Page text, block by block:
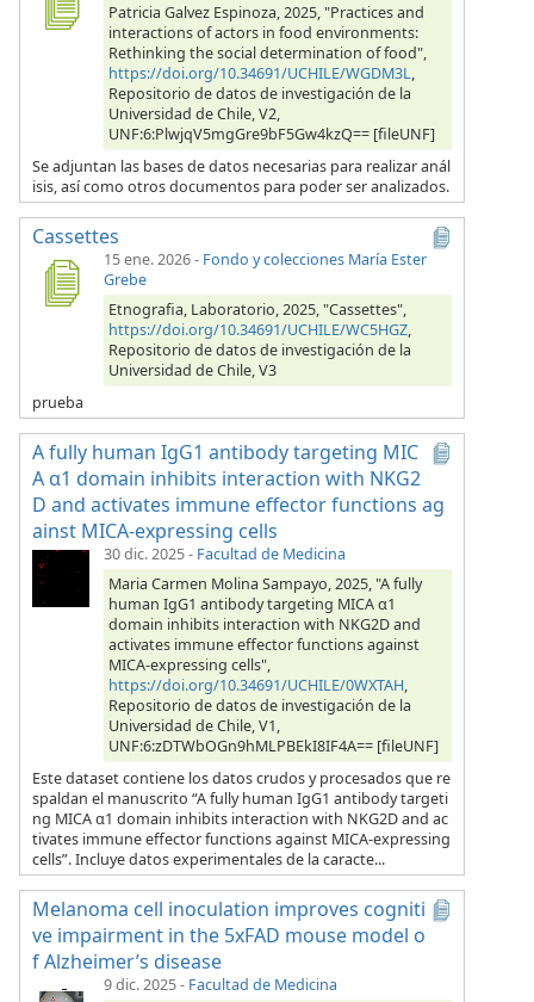
Patricia Galvez Espinoza, 2025, "Practices and
interactions of actors in food environments:
Rethinking the social determination of food",
https://doi.org/10.34691/UCHILE/WGDM3L,
Repositorio de datos de investigación de la
Universidad de Chile, V2,
UNF:6:PlwjqV5mgGre9bF5Gw4kzQ== [fileUNF]
Se adjuntan las bases de datos necesarias para realizar anál
isis, así como otros documentos para poder ser analizados.
Cassettes
15 ene. 2026- Fondo y colecciones María Ester
Grebe
Etnografia, Laboratorio, 2025, "Cassettes",
https://doi.org/10.34691/UCHILE/WC5HGZ,
Repositorio de datos de investigación de la
Universidad de Chile, V3
prueba
A fully human IgG1 antibody targeting MIC
A α1 domain inhibits interaction with NKG2
D and activates immune effector functions ag
ainst MICA-expressing cells
30 dic. 2025- Facultad de Medicina
Maria Carmen Molina Sampayo, 2025, "A fully
human IgG1 antibody targeting MICA α1
domain inhibits interaction with NKG2D and
activates immune effector functions against
MICA-expressing cells",
https://doi.org/10.34691/UCHILE/0WXTAH,
Repositorio de datos de investigación de la
Universidad de Chile, V1,
UNF:6:zDTWbOGn9hMLPBEkI8IF4A== [fileUNF]
Este dataset contiene los datos crudos y procesados que re
spaldan el manuscrito “A fully human IgG1 antibody targeti
ng MICA α1 domain inhibits interaction with NKG2D and ac
tivates immune effector functions against MICA-expressing
cells”. Incluye datos experimentales de la caracte...
Melanoma cell inoculation improves cogniti
ve impairment in the 5xFAD mouse model o
f Alzheimer’s disease
9 dic. 2025- Facultad de Medicina